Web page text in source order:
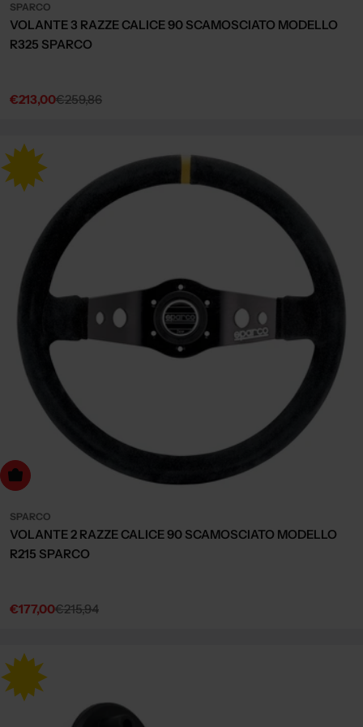
SPARCO
VOLANTE 3 RAZZE CALICE 90 SCAMOSCIATO MODELLO
R325 SPARCO
Sale
€213,00
Regular€259,86
to cart
SPARCO
VOLANTE 2 RAZZE CALICE 90 SCAMOSCIATO MODELLO
R215 SPARCO
Sale
€177,00
Regular€215,94